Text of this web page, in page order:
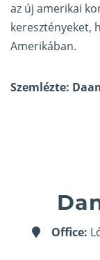
az új amerikai
keresztényeket,
Amerikában.
Szemlézte:
Office: